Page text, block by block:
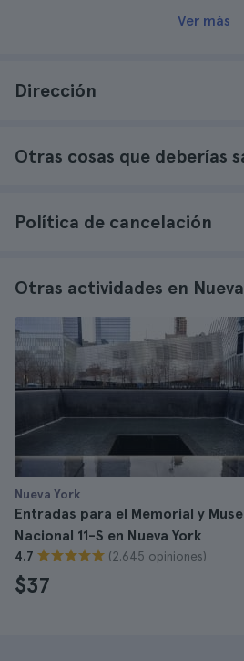
Ver más
Dirección
Otras cosas que deberías
Política de cancelación
Otras actividades en
Nueva York
Entradas para el Memorial y
Nacional 11-S en Nueva York
4.7 (2.645 opiniones)
$37